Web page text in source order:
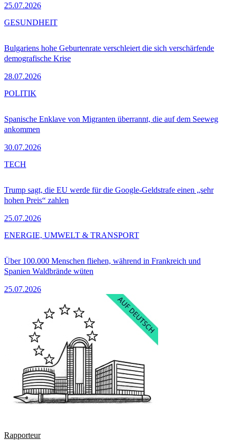
25.07.2026
Bulgariens hohe Geburtenrate verschleiert die sich verschärfende
demografische Krise
28.07.2026
GESUNDHEIT
Spanische Enklave von Migranten überrannt, die auf dem Seeweg
ankommen
30.07.2026
POLITIK
Trump sagt, die EU werde für die Google-Geldstrafe einen „sehr
hohen Preis“ zahlen
25.07.2026
TECH
Über 100.000 Menschen fliehen, während in Frankreich und
Spanien Waldbrände wüten
25.07.2026
ENERGIE, UMWELT & TRANSPORT
Rapporteur